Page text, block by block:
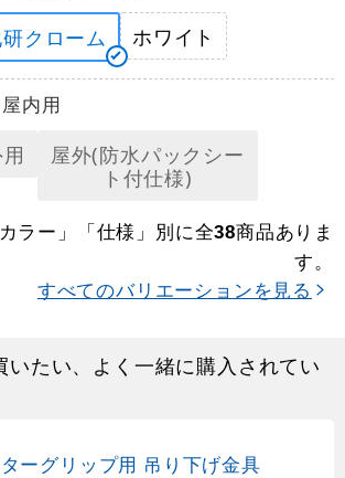
クローム ホワイト
内用
屋外(防水パックシー
ト付仕様)
ラー」「仕様」別に全38商品ありま
す。
すべてのバリエーションを見る
いたい、よく一緒に購入されてい
ーグリップ用 吊り下げ金具